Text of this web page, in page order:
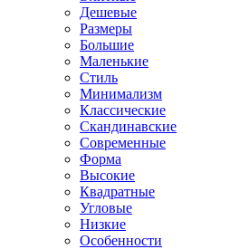
Дешевые
Размеры
Большие
Маленькие
Стиль
Минимализм
Классические
Скандинавские
Современные
Форма
Высокие
Квадратные
Угловые
Низкие
Особенности